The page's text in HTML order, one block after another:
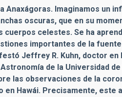
Anaxágoras. Imaginamos un
oscuras, que en su
celestes. Se ha
importantes de la
Jeffrey R. Kuhn, doctor en
de la Universidad de
las observaciones de la
en Hawái. Precisamente,